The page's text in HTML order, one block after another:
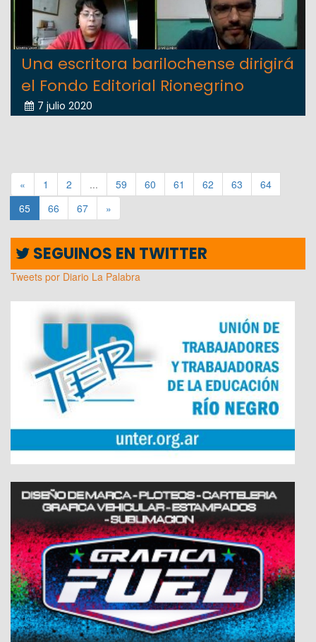
Una escritora barilochense dirigirá
el Fondo Editorial Rionegrino
7 julio 2020
« 1 2 ... 59 60 61 62 63
64
65
66 67 »
SEGUINOS EN TWITTER
Tweets por Diario La Palabra